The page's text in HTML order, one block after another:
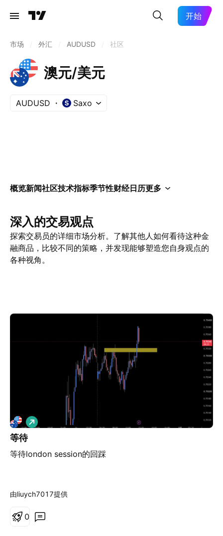
开始
市场 外汇 AUDUSD 社区
澳元/美元
AUDUSD Saxo
概览新闻社区技术指标季节性财经日历更多
深入的交易观点
探索交易员的详细市场分析。了解其他人如何看待这种金
融商品，比较不同的策略，并发现能够塑造您自身观点的
各种视角。
等待
等待london session的回踩
做
多
由liuych7017提供
0